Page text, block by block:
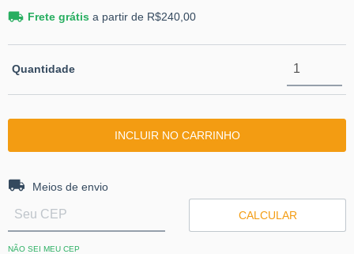
Frete grátis a partir de R$240,00
Quantidade
Entregas para o CEP:
Meios de envio
CALCULAR
NÃO SEI MEU CEP